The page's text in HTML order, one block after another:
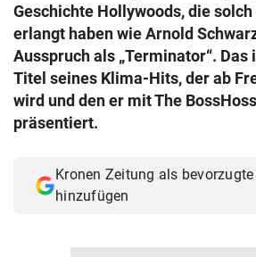
Geschichte Hollywoods, die
erlangt haben wie Arnold
Ausspruch als „Terminator“.
Titel seines Klima-Hits, der ab
wird und den er mit The
präsentiert.
Kronen Zeitung als
hinzufügen